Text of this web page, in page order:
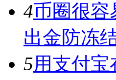
4币圈很容
出金防冻
5用支付